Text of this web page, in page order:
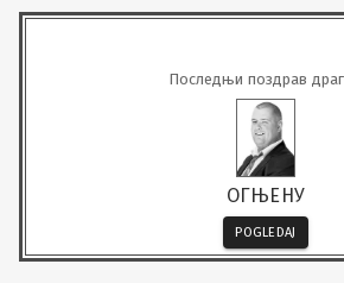
Последњи поздрав
ОГЊЕНУ
POGLEDAJ